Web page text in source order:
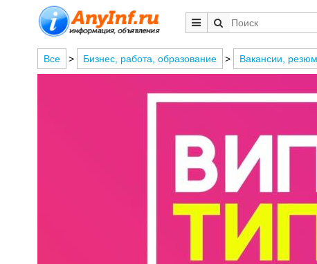
Все > Бизнес, работа, образование > Вакансии,